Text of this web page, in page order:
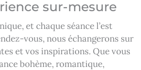
sur-mesure
et chaque séance l’est
vous, nous échangerons sur
et vos inspirations. Que vous
bohème, romantique,